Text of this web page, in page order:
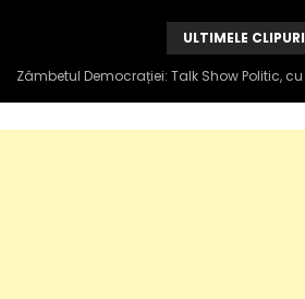
ULTIMELE CLIPURI